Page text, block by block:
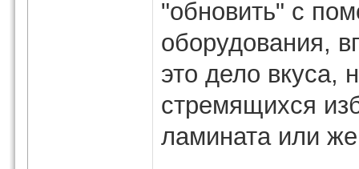
"обновить" с
оборудования,
это дело вкуса,
стремящихся
ламината или